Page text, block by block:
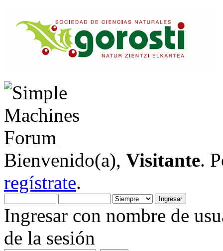
Bienvenido(a), Visitante.
regístrate.
Ingresar con nombre de
de la sesión